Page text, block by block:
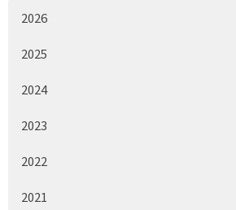
2026
2025
2024
2023
2022
2021